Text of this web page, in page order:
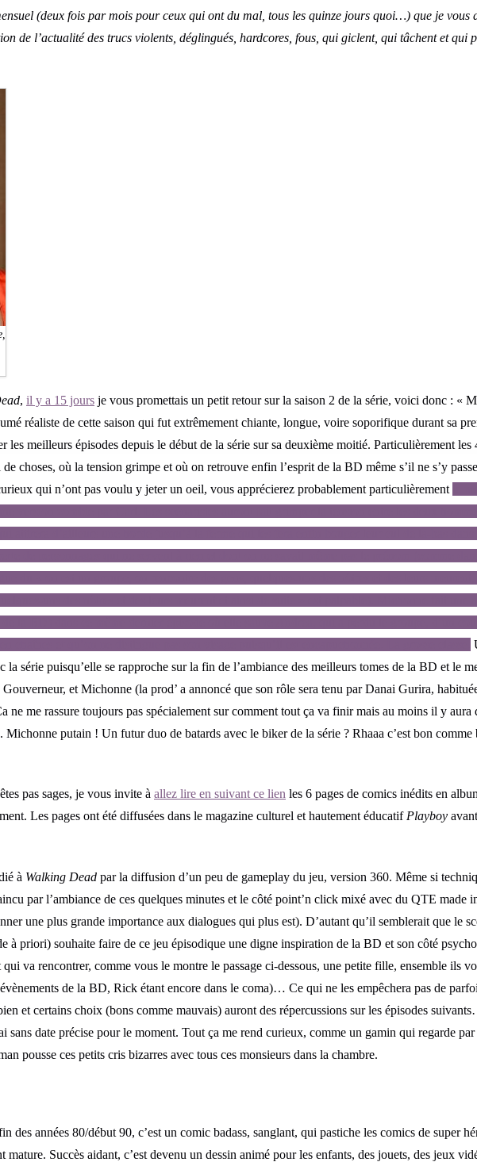
(deux fois par mois pour ceux qui ont du mal, tous les quinze jours quoi…) que je vous
de l’actualité des trucs violents, déglingués, hardcores, fous, qui giclent, qui tâchent et qui
, il y a 15 jours je vous promettais un petit retour sur la saison 2 de la série, voici donc : «
réaliste de cette saison qui fut extrêmement chiante, longue, voire soporifique durant sa
les meilleurs épisodes depuis le début de la série sur sa deuxième moitié. Particulièrement les
de choses, où la tension grimpe et où on retrouve enfin l’esprit de la BD même s’il ne s’y
qui n’ont pas voulu y jeter un oeil, vous apprécierez probablement particulièrement
la série puisqu’elle se rapproche sur la fin de l’ambiance des meilleurs tomes de la BD et le
et Michonne (la prod’ a annoncé que son rôle sera tenu par Danai Gurira,
ne me rassure toujours pas spécialement sur comment tout ça va finir mais au moins il y aura
Michonne putain ! Un futur duo de batards avec le biker de la série ? Rhaaa c’est bon
pas sages, je vous invite à allez lire en suivant ce lien les 6 pages de comics inédits en
Les pages ont été diffusées dans le magazine culturel et hautement éducatif Playboy
à Walking Dead par la diffusion d’un peu de gameplay du jeu, version 360. Même si
par l’ambiance de ces quelques minutes et le côté point’n click mixé avec du QTE made
une plus grande importance aux dialogues qui plus est). D’autant qu’il semblerait que le
à priori) souhaite faire de ce jeu épisodique une digne inspiration de la BD et son côté
va rencontrer, comme vous le montre le passage ci-dessous, une petite fille, ensemble ils
de la BD, Rick étant encore dans le coma)… Ce qui ne les empêchera pas de
et certains choix (bons comme mauvais) auront des répercussions sur les épisodes
sans date précise pour le moment. Tout ça me rend curieux, comme un gamin qui regarde
pousse ces petits cris bizarres avec tous ces monsieurs dans la chambre.
des années 80/début 90, c’est un comic badass, sanglant, qui pastiche les comics de super
mature. Succès aidant, c’est devenu un dessin animé pour les enfants, des jouets, des jeux